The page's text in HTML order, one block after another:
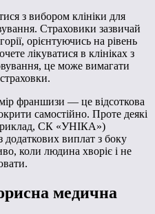
з вибором клініки для
Страховики зазвичай
орієнтуючись на рівень
лікуватися в клініках з
це може вимагати
франшизи — це відсоткова
самостійно. Проте деякі
СК «УНІКА»)
додаткових виплат з боку
коли людина хворіє і не
медична